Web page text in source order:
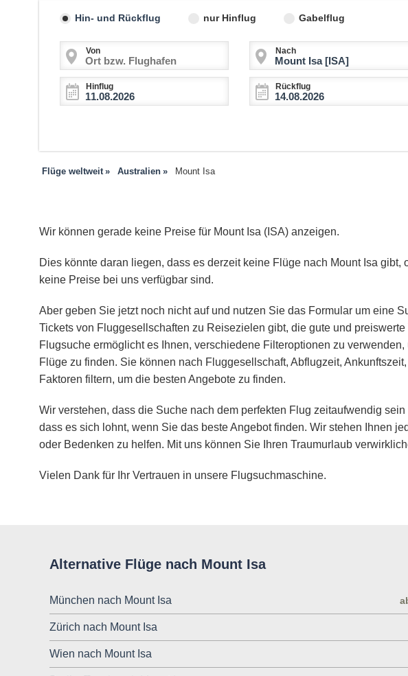
Hin- und Rückflug nur Hinflug Gabelflug
Von Nach
Hinflug Rückflug
Flüge weltweit Australien Mount Isa
Wir können gerade keine Preise für Mount Isa (ISA) anzeigen.
Dies könnte daran liegen, dass es derzeit keine Flüge nach Mount Isa gibt,
keine Preise bei uns verfügbar sind.
Aber geben Sie jetzt noch nicht auf und nutzen Sie das Formular um eine
Tickets von Fluggesellschaften zu Reisezielen gibt, die gute und
Flugsuche ermöglicht es Ihnen, verschiedene Filteroptionen zu
Flüge zu finden. Sie können nach Fluggesellschaft, Abflugzeit,
Faktoren filtern, um die besten Angebote zu finden.
Wir verstehen, dass die Suche nach dem perfekten Flug zeitaufwendig
dass es sich lohnt, wenn Sie das beste Angebot finden. Wir stehen Ihnen
oder Bedenken zu helfen. Mit uns können Sie Ihren Traumurlaub
Vielen Dank für Ihr Vertrauen in unsere Flugsuchmaschine.
Alternative Flüge nach Mount Isa
München nach Mount Isa
Zürich nach Mount Isa
Wien nach Mount Isa